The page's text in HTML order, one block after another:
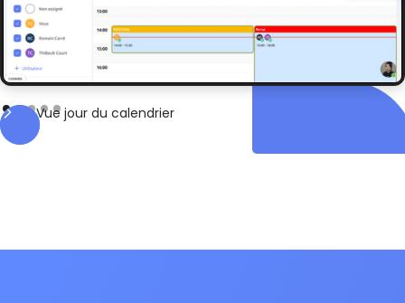
Vue jour du calendrier